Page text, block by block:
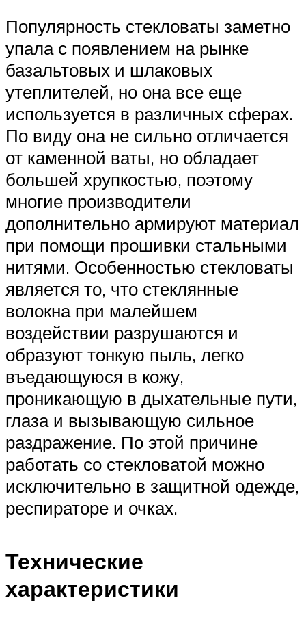
Популярность стекловаты заметно
упала с появлением на рынке
базальтовых и шлаковых
утеплителей, но она все еще
используется в различных сферах.
По виду она не сильно отличается
от каменной ваты, но обладает
большей хрупкостью, поэтому
многие производители
дополнительно армируют материал
при помощи прошивки стальными
нитями. Особенностью стекловаты
является то, что стеклянные
волокна при малейшем
воздействии разрушаются и
образуют тонкую пыль, легко
въедающуюся в кожу,
проникающую в дыхательные пути,
глаза и вызывающую сильное
раздражение. По этой причине
работать со стекловатой можно
исключительно в защитной одежде,
респираторе и очках.
Технические
характеристики